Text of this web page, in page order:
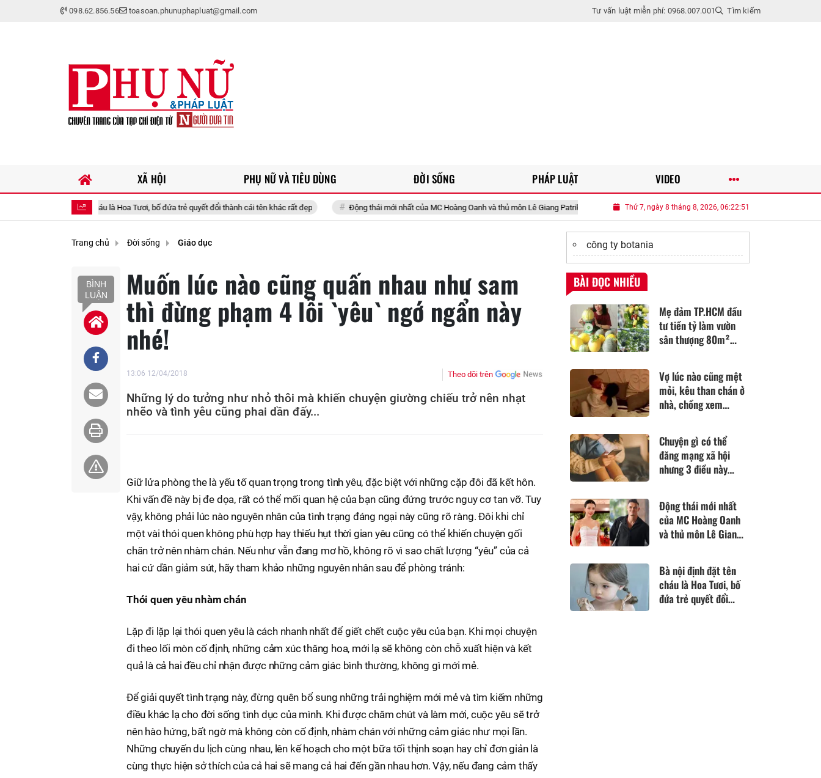
098.62.856.56 toasoan.phunuphapluat@gmail.com Tư vấn luật miễn phí: 0968.007.001 Tìm kiếm
đặt tên cháu là Hoa Tươi, bố đứa trẻ quyết đổi thành cái tên khác rất đẹp Động thái mới nhất của MC Hoàng Oanh và thủ môn Lê Giang Patrik giữa tin đồn tình cảm Mẹ đảm TP.HCM đầu tư tiền tỷ làm vườn sân
Thứ 7, ngày 8 tháng 8, 2026, 06:22:52
XÃ HỘI PHỤ NỮ VÀ TIÊU DÙNG ĐỜI SỐNG PHÁP LUẬT VIDEO
Trang chủ Đời sống Giáo dục
BÌNH
LUẬN
Muốn lúc nào cũng quấn nhau như sam
thì đừng phạm 4 lỗi `yêu` ngớ ngẩn này
nhé!
13:06 12/04/2018 Theo dõi trên
Những lý do tưởng như nhỏ thôi mà khiến chuyện giường chiếu trở nên nhạt
nhẽo và tình yêu cũng phai dần đấy...
Giữ lửa phòng the là yếu tố quan trọng trong tình yêu, đặc biệt với những cặp đôi đã kết hôn.
Khi vấn đề này bị đe dọa, rất có thể mối quan hệ của bạn cũng đứng trước nguy cơ tan vỡ. Tuy
vậy, không phải lúc nào nguyên nhân của tình trạng đáng ngại này cũng rõ ràng. Đôi khi chỉ
một vài thói quen không phù hợp hay thiếu hụt thời gian yêu cũng có thể khiến chuyện gối
chăn trở nên nhàm chán. Nếu như vẫn đang mơ hồ, không rõ vì sao chất lượng “yêu” của cả
hai cứ dần giảm sút, hãy tham khảo những nguyên nhân sau để phòng tránh:
Thói quen yêu nhàm chán
Lặp đi lặp lại thói quen yêu là cách nhanh nhất để giết chết cuộc yêu của bạn. Khi mọi chuyện
đi theo lối mòn cố định, những cảm xúc thăng hoa, mới lạ sẽ không còn chỗ xuất hiện và kết
quả là cả hai đều chỉ nhận được những cảm giác bình thường, không gì mới mẻ.
Để giải quyết tình trạng này, đừng quên bổ sung những trải nghiệm mới mẻ và tìm kiếm những
điều khác lạ cho đời sống tình dục của mình. Khi được chăm chút và làm mới, cuộc yêu sẽ trở
nên hào hứng, bất ngờ mà không còn cố định, nhàm chán với những cảm giác như mọi lần.
Những chuyến du lịch cùng nhau, lên kế hoạch cho một bữa tối thịnh soạn hay chỉ đơn giản là
cùng thực hiện sở thích của cả hai sẽ mang cả hai đến gần nhau hơn. Vậy, nếu đang cảm thấy
công ty botania
BÀI ĐỌC NHIỀU
Mẹ đảm TP.HCM đầu
tư tiền tỷ làm vườn
sân thượng 80m²
tầm gần 90 giống
hồng táo
Vợ lúc nào cũng mệt
mỏi, kêu than chán ở
nhà, chồng xem
phòng ngủ thì sững
sờ
Chuyện gì có thể
đăng mạng xã hội
nhưng 3 điều này
Động thái mới nhất
của MC Hoàng Oanh
và thủ môn Lê Giang
tình cảm
Bà nội định đặt tên
cháu là Hoa Tươi, bố
đứa trẻ quyết đổi